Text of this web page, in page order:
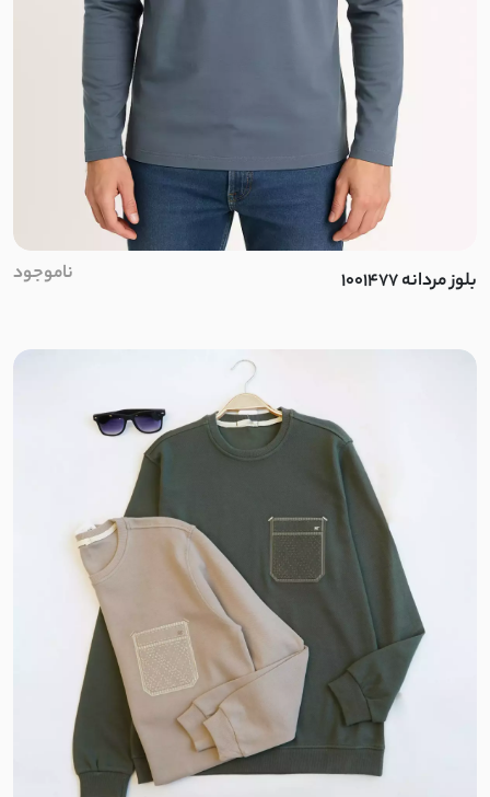
تترون نخ
نخ سنگشور
چکنده کشی
کرپ کش مراکشی
داکرون نخ
لینن حریر
مراکشی کشی
شمعی
برزنتی
لینن سنگشور
نخی کوک دوزی
ابریشم
بلوز مردانه 1001477 ناموجود